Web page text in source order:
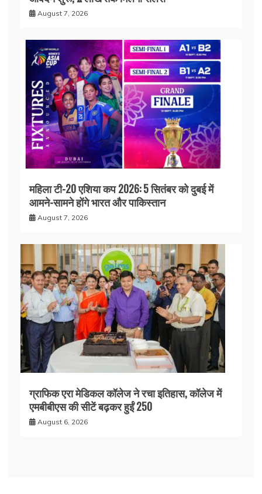
August 7, 2026
महिला टी-20 एशिया कप 2026: 5 सितंबर को दुबई में
आमने-सामने होंगे भारत और पाकिस्तान
August 7, 2026
ग्राफिक एरा मेडिकल कॉलेज ने रचा इतिहास, कॉलेज में
एमबीबीएस की सीटें बढ़कर हुईं 250
August 6, 2026